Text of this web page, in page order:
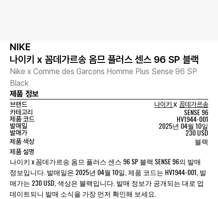
NIKE
나이키 x 꼼데가르송 옴므 플러스 센스 96 SP 블랙
Nike x Comme des Garcons Homme Plus Sense 96 SP
Black
제품 정보
브랜드 나이키 x 꼼데가르송
카테고리
SENSE 96
제품 코드 HV1944-001
발매일 2025년 04월 10일
발매가 230 USD
제품 색상 블랙
제품 설명
나이키 x 꼼데가르송 옴므 플러스 센스 96 SP 블랙 SENSE 96의 발매
정보입니다. 발매일은 2025년 04월 10일, 제품 코드는 HV1944-001, 발
매가는 230 USD, 색상은 블랙입니다. 발매 정보가 공개되는 대로 업
데이트되니 발매 소식을 가장 먼저 확인해 보세요.